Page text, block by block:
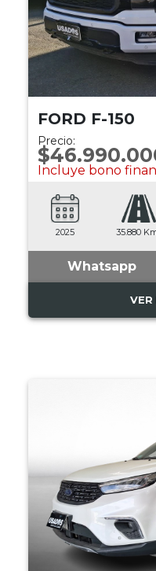
FORD F-150
Precio:
Incluye bono
2025 35.880
Whatsapp
VER